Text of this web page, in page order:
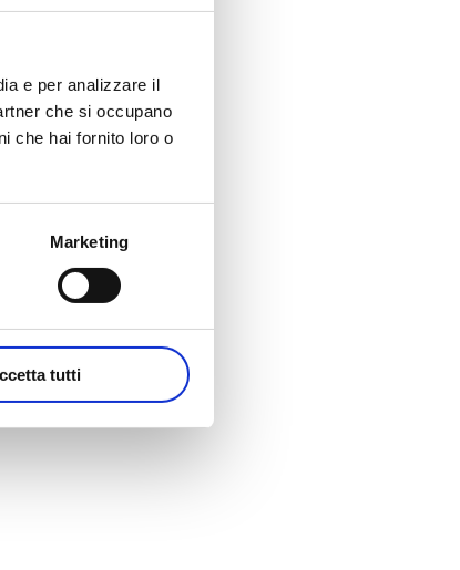
e per analizzare il
che si occupano
che hai fornito loro o
Marketing
tutti